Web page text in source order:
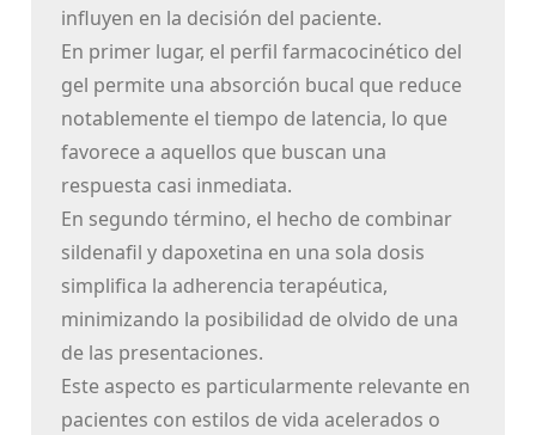
influyen en la decisión del paciente.
En primer lugar, el perfil farmacocinético del
gel permite una absorción bucal que reduce
notablemente el tiempo de latencia, lo que
favorece a aquellos que buscan una
respuesta casi inmediata.
En segundo término, el hecho de combinar
sildenafil y dapoxetina en una sola dosis
simplifica la adherencia terapéutica,
minimizando la posibilidad de olvido de una
de las presentaciones.
Este aspecto es particularmente relevante en
pacientes con estilos de vida acelerados o